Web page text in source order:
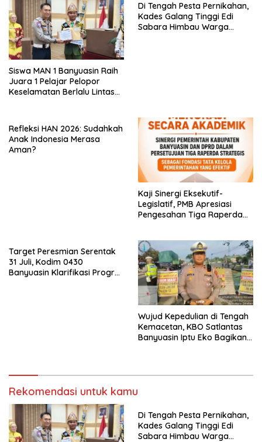
Siswa MAN 1 Banyuasin Raih
Juara 1 Pelajar Pelopor
Keselamatan Berlalu Lintas
Di Tengah Pesta Pernikahan,
Kades Galang Tinggi Edi
Sabara Himbau Warga
Refleksi HAN 2026: Sudahkah
Anak Indonesia Merasa
Aman?
Kaji Sinergi Eksekutif-
Legislatif, PMB Apresiasi
Pengesahan Tiga Raperda
Target Peresmian Serentak
31 Juli, Kodim 0430
Banyuasin Klarifikasi Progres
Wujud Kepedulian di Tengah
Kemacetan, KBO Satlantas
Banyuasin Iptu Eko Bagikan
Rekomendasi untuk kamu
Di Tengah Pesta Pernikahan,
Kades Galang Tinggi Edi
Sabara Himbau Warga